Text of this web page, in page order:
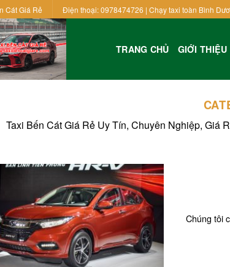
Cát Giá Rẻ Điện thoại: 0978474726 | Chạy taxi toàn Bình
TRANG CHỦ GIỚI THIỆU
Taxi Bến Cát Giá Rẻ Uy Tín, Chuyên Nghiệp,
Chúng tôi